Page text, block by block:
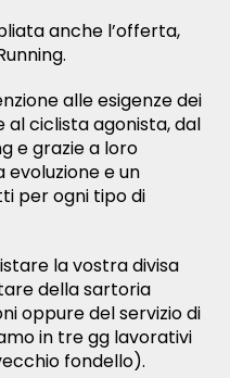
anche l’offerta,
alle esigenze dei
ciclista agonista, dal
e grazie a loro
e un
per ogni tipo di
la vostra divisa
della sartoria
oppure del servizio di
in tre gg lavorativi
fondello).